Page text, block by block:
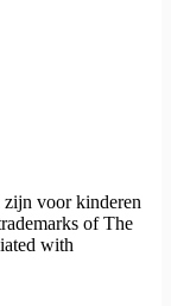
voor kinderen
of The
with